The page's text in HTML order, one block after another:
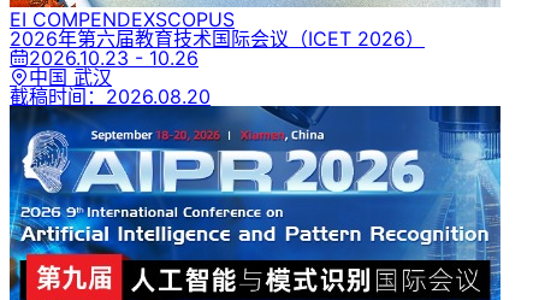
EI COMPENDEXSCOPUS
2026年第六届教育技术国际会议 （ICET 2026）
2026.10.23 - 10.26
中国 武汉
截稿时间： 2026.08.20